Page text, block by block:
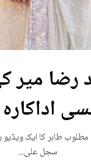
رضا میر
طاہر کا ایک
سجل علی...